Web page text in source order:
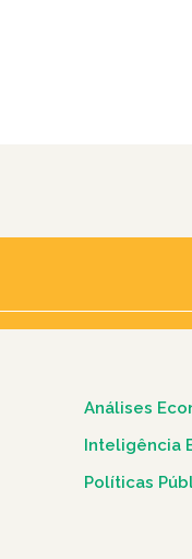
Análises
Inteligência
Políticas